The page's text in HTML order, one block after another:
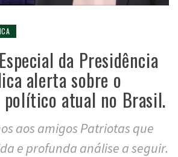
da Presidência
alerta sobre o
atual no Brasil.
aos amigos Patriotas que
e profunda análise a seguir.